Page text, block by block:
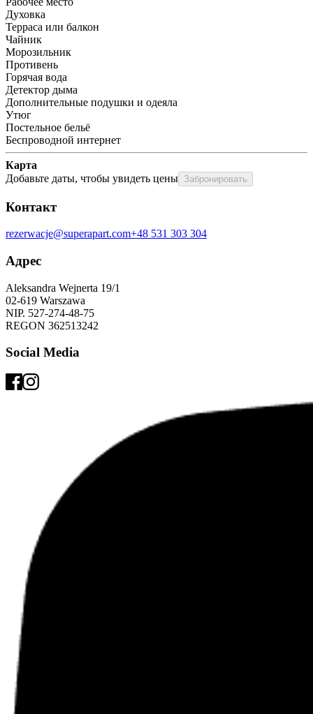
Духовка
Терраса или балкон
Чайник
Морозильник
Противень
Горячая вода
Детектор дыма
Дополнительные подушки и одеяла
Утюг
Постельное бельё
Беспроводной интернет
Карта
Добавьте даты, чтобы увидеть цены Забронировать
Контакт
rezerwacje@superapart.com+48 531 303 304
Адрес
Aleksandra Wejnerta 19/1
02-619 Warszawa
NIP. 527-274-48-75
REGON 362513242
Social Media